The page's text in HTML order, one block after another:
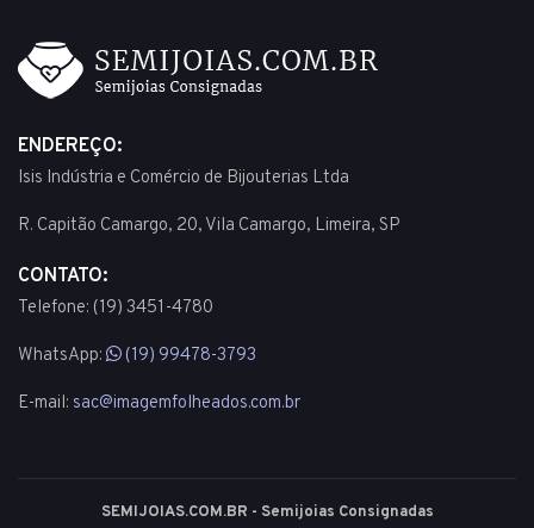
ENDEREÇO:
Isis Indústria e Comércio de Bijouterias Ltda
R. Capitão Camargo, 20, Vila Camargo, Limeira, SP
CONTATO:
Telefone: (19) 3451-4780
WhatsApp: (19) 99478-3793
E-mail: sac@imagemfolheados.com.br
SEMIJOIAS.COM.BR - Semijoias Consignadas